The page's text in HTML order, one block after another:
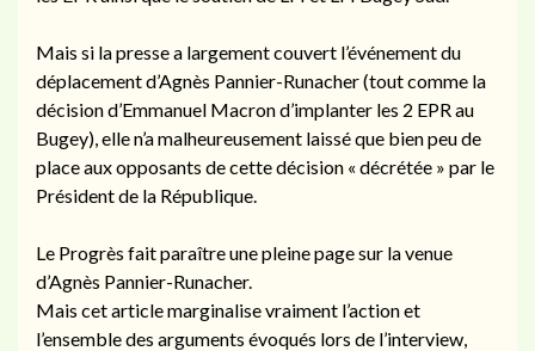
Mais si la presse a largement couvert l’événement du
déplacement d’Agnès Pannier-Runacher (tout comme la
décision d’Emmanuel Macron d’implanter les 2 EPR au
Bugey), elle n’a malheureusement laissé que bien peu de
place aux opposants de cette décision « décrétée » par le
Président de la République.
Le Progrès fait paraître une pleine page sur la venue
d’Agnès Pannier-Runacher.
Mais cet article marginalise vraiment l’action et
l’ensemble des arguments évoqués lors de l’interview,